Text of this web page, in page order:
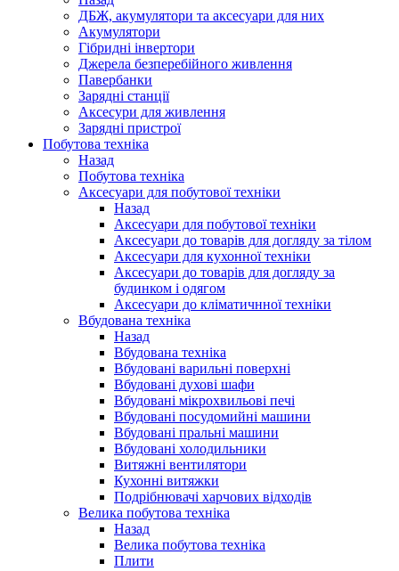
ДБЖ, акумулятори та аксесуари для них
Акумулятори
Гібридні інвертори
Джерела безперебійного живлення
Павербанки
Зарядні станції
Аксесури для живлення
Зарядні пристрої
Побутова техніка
Назад
Побутова техніка
Аксесуари для побутової техніки
Назад
Аксесуари для побутової техніки
Аксесуари до товарів для догляду за тілом
Аксесуари для кухонної техніки
Аксесуари до товарів для догляду за
будинком і одягом
Аксесуари до кліматичнної техніки
Вбудована техніка
Назад
Вбудована техніка
Вбудовані варильні поверхні
Вбудовані духові шафи
Вбудовані мікрохвильові печі
Вбудовані посудомийні машини
Вбудовані пральні машини
Вбудовані холодильники
Витяжні вентилятори
Кухонні витяжки
Подрібнювачі харчових відходів
Велика побутова техніка
Назад
Велика побутова техніка
Плити